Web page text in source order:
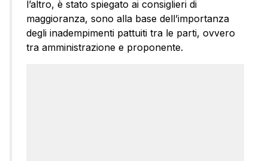
l’altro, è stato spiegato ai consiglieri di
maggioranza, sono alla base dell’importanza
degli inadempimenti pattuiti tra le parti, ovvero
tra amministrazione e proponente.